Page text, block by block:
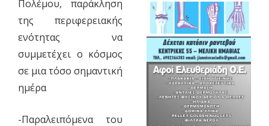
Πολέμου, παράκληση
της περιφερειακής
ενότητας να
συμμετέχει ο κόσμος
σε μια τόσο σημαντική
ημέρα
-Παραλειπόμενα του